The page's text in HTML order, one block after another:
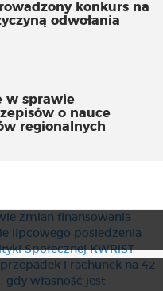
konkurs na
odwołania
w sprawie
o nauce
regionalnych
przepadek i rachunek na
gdy własność jest
ryczałtem